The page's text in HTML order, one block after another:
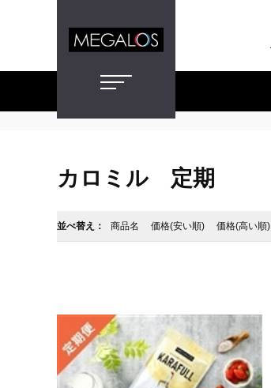
カロミル 定期
並べ替え： 商品名 価格(安い順) 価格(高い順)